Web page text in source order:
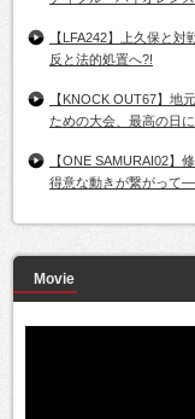
【LFA242】上久保と
反と法的処置へ?!
【KNOCK OUT67】地
ための大会、最高の日に
【ONE SAMURAI02】
得意な動きが繋がって
Movie